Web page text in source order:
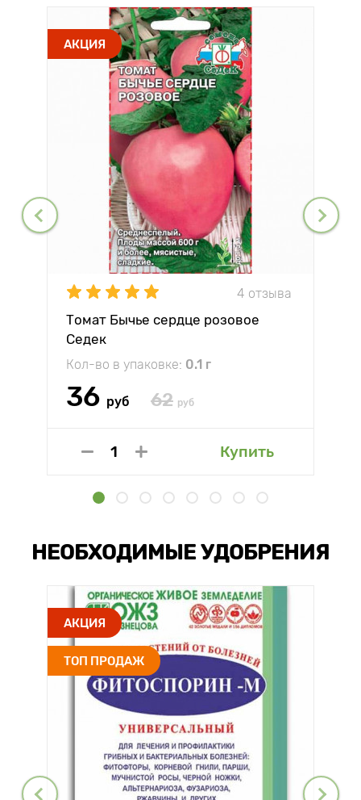
АКЦИЯ
4 отзыва
Томат Бычье сердце розовое
Седек
Кол-во в упаковке: 0.1 г
36 руб 62 руб
Купить
НЕОБХОДИМЫЕ УДОБРЕНИЯ
АКЦИЯ
ТОП ПРОДАЖ